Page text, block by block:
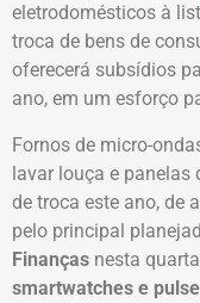
eletrodomésticos à
troca de bens de
oferecerá subsídios
ano, em um esforço
Fornos de micro-
lavar louça e panelas
de troca este ano, de
pelo principal
Finanças nesta
smartwatches e